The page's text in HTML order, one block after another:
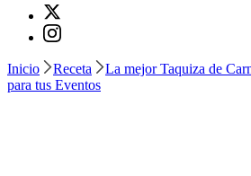
Inicio Receta
La mejor Taquiza de
para tus Eventos